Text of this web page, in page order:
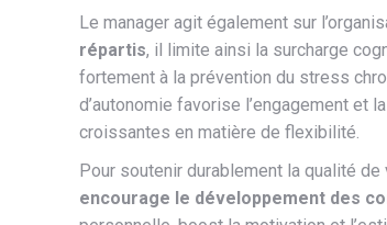
Le manager agit également sur
répartis, il limite ainsi la surcharge
fortement à la prévention du stress
d’autonomie favorise l’engagement et
croissantes en matière de flexibilité.
Pour soutenir durablement la qualité de
encourage le développement des